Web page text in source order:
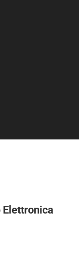
Elettronica